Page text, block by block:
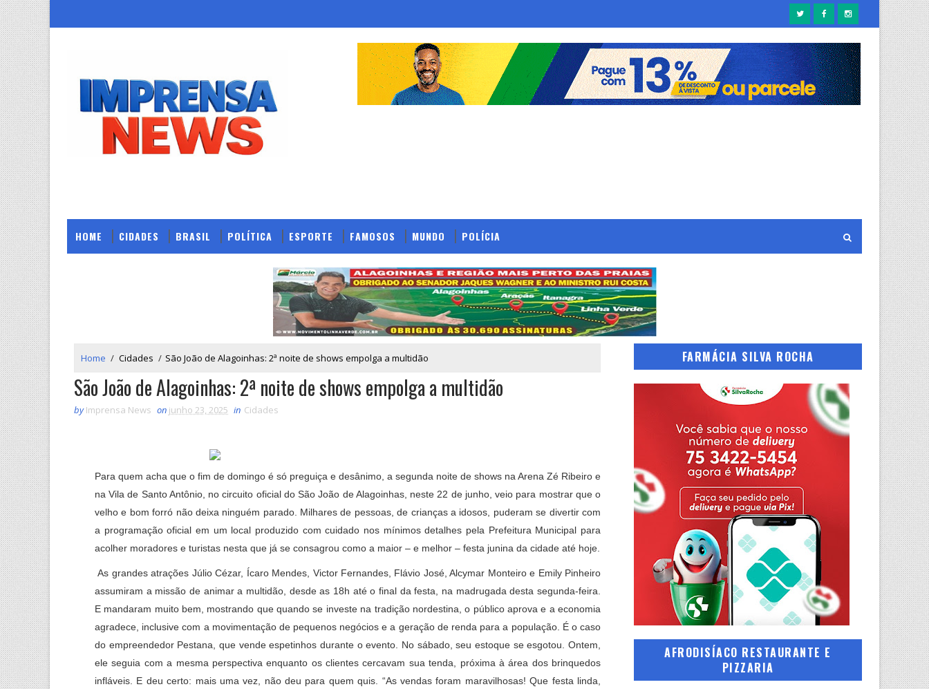
HOME CIDADES BRASIL POLÍTICA ESPORTE FAMOSOS MUNDO POLÍCIA
Home / Cidades / São João de Alagoinhas: 2ª noite de shows empolga a multidão
São João de Alagoinhas: 2ª noite de shows empolga a multidão
by Imprensa News on junho 23, 2025 in Cidades
Para quem acha que o fim de domingo é só preguiça e desânimo, a segunda noite de shows na Arena Zé Ribeiro e
na Vila de Santo Antônio, no circuito oficial do São João de Alagoinhas, neste 22 de junho, veio para mostrar que o
velho e bom forró não deixa ninguém parado. Milhares de pessoas, de crianças a idosos, puderam se divertir com
a programação oficial em um local produzido com cuidado nos mínimos detalhes pela Prefeitura Municipal para
acolher moradores e turistas nesta que já se consagrou como a maior – e melhor – festa junina da cidade até hoje.
As grandes atrações Júlio Cézar, Ícaro Mendes, Victor Fernandes, Flávio José, Alcymar Monteiro e Emily Pinheiro
assumiram a missão de animar a multidão, desde as 18h até o final da festa, na madrugada desta segunda-feira.
E mandaram muito bem, mostrando que quando se investe na tradição nordestina, o público aprova e a economia
agradece, inclusive com a movimentação de pequenos negócios e a geração de renda para a população. É o caso
do empreendedor Pestana, que vende espetinhos durante o evento. No sábado, seu estoque se esgotou. Ontem,
ele seguia com a mesma perspectiva enquanto os clientes cercavam sua tenda, próxima à área dos brinquedos
infláveis. E deu certo: mais uma vez, não deu para quem quis. “As vendas foram maravilhosas! Que festa linda,
FARMÁCIA SILVA ROCHA
AFRODISÍACO RESTAURANTE E
PIZZARIA